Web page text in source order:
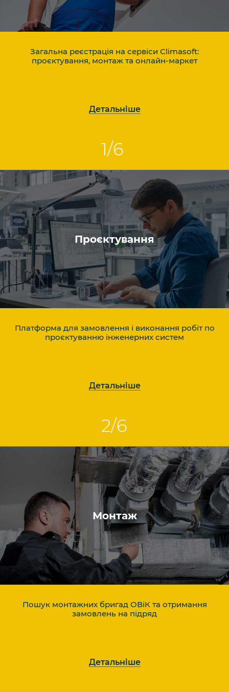
Загальна реєстрація на сервіси Climasoft:
проєктування, монтаж та онлайн-маркет
Детальніше
Проєктування
Платформа для замовлення і виконання робіт по
проєктуванню інженерних систем
Детальніше
Монтаж
Пошук монтажних бригад ОВіК та отримання
замовлень на підряд
Детальніше